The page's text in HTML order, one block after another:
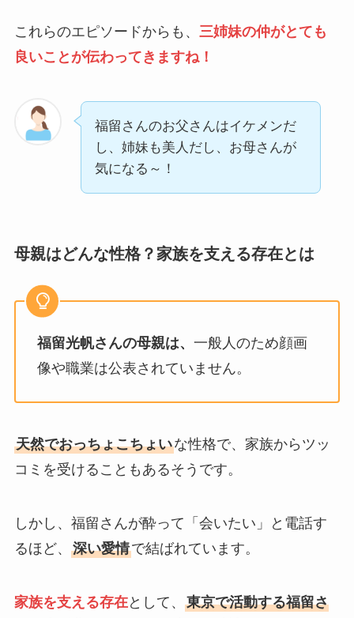
これらのエピソードからも、 三姉妹の仲がとても
良いことが伝わってきますね！
福留さんのお父さんはイケメンだ
し、姉妹も美人だし、お母さんが
気になる～！
母親はどんな性格？家族を支える存在とは
福留光帆さんの母親は、 一般人のため顔画
像や職業は公表されていません。
天然でおっちょこちょいな性格で、家族からツッ
コミを受けることもあるそうです。
しかし、福留さんが酔って「会いたい」と電話す
るほど、 深い愛情で結ばれています。
家族を支える存在として、 東京で活動する福留さ